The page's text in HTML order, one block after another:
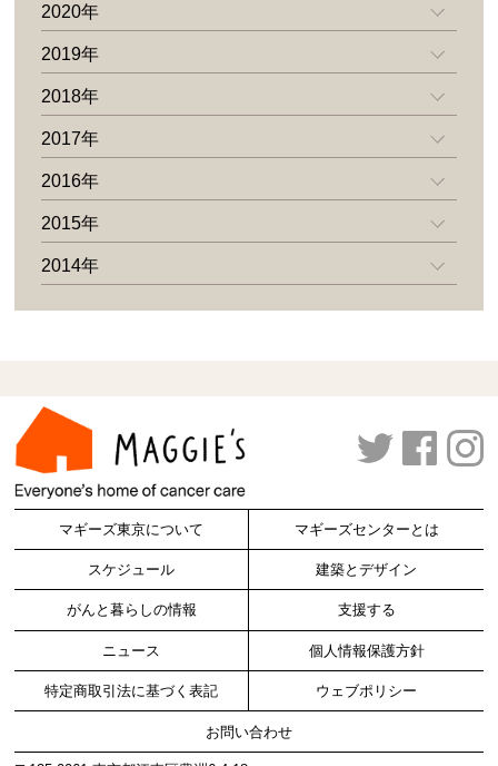
2020年
2019年
2018年
2017年
2016年
2015年
2014年
マギーズ東京について マギーズセンターとは
スケジュール 建築とデザイン
がんと暮らしの情報 支援する
ニュース 個人情報保護方針
特定商取引法に基づく表記 ウェブポリシー
お問い合わせ